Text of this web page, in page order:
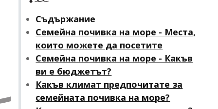
Съдържание
Семейна почивка на море - Места,
които можете да посетите
Семейна почивка на море - Какъв
ви е бюджетът?
Какъв климат предпочитате за
семейната почивка на море?